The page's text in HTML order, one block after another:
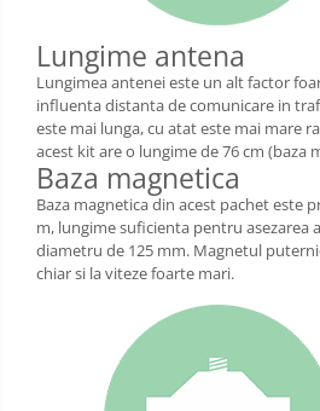
Lungime antena
Lungimea antenei este un alt factor
influenta distanta de comunicare in
este mai lunga, cu atat este mai mare
acest kit are o lungime de 76 cm (baza
Baza magnetica
Baza magnetica din acest pachet este
m, lungime suficienta pentru asezarea
diametru de 125 mm. Magnetul
chiar si la viteze foarte mari.